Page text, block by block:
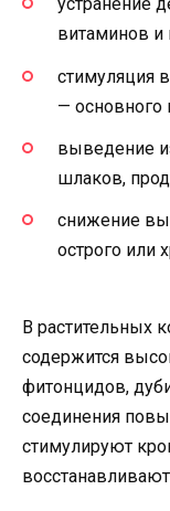
устранение
витаминов
стимуляция
— основного
выведение
шлаков,
снижение
острого или
В растительных
содержится
фитонцидов,
соединения
стимулируют